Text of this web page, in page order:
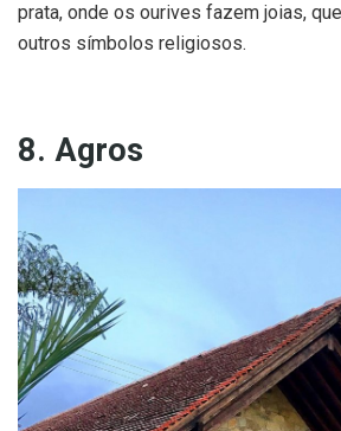
prata, onde os ourives fazem joias,
outros símbolos religiosos.
8. Agros